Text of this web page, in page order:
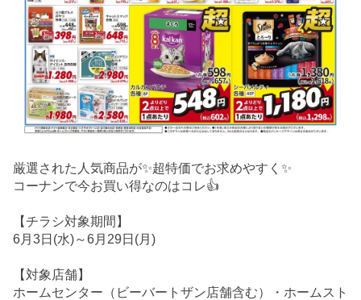
厳選された人気商品が✨超特価でお求めやすく✨
コーナンで今お買い得なのはコレ👍
【チラシ対象期間】
6月3日(水)～6月29日(月)
【対象店舗】
ホームセンター（ビーバートザン店舗含む）・ホームスト